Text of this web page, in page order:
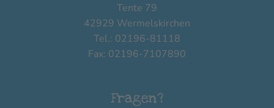
Tente 79
42929 Wermelskirchen
Tel.: 02196-81118
Fax: 02196-7107890
Fragen?